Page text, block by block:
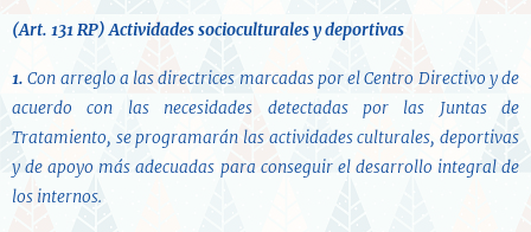
(Art. 131 RP) Actividades socioculturales y deportivas
1. Con arreglo a las directrices marcadas por el Centro Directivo y de
acuerdo con las necesidades detectadas por las Juntas de
Tratamiento, se programarán las actividades culturales, deportivas
y de apoyo más adecuadas para conseguir el desarrollo integral de
los internos.